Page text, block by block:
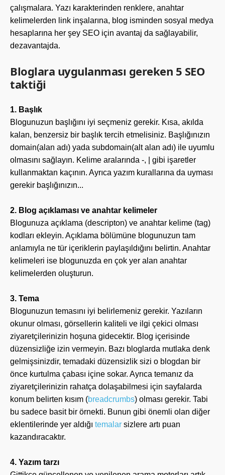
çalışmalara. Yazı karakterinden renklere, anahtar
kelimelerden link inşalarına, blog isminden sosyal medya
hesaplarına her şey SEO için avantaj da sağlayabilir,
dezavantajda.
Bloglara uygulanması gereken 5 SEO
taktiği
1. Başlık
Blogunuzun başlığını iyi seçmeniz gerekir. Kısa, akılda
kalan, benzersiz bir başlık tercih etmelisiniz. Başlığınızın
domain(alan adı) yada subdomain(alt alan adı) ile uyumlu
olmasını sağlayın. Kelime aralarında -, | gibi işaretler
kullanmaktan kaçının. Ayrıca yazım kurallarına da uyması
gerekir başlığınızın...
2. Blog açıklaması ve anahtar kelimeler
Blogunuza açıklama (descripton) ve anahtar kelime (tag)
kodları ekleyin. Açıklama bölümüne blogunuzun tam
anlamıyla ne tür içeriklerin paylaşıldığını belirtin. Anahtar
kelimeleri ise blogunuzda en çok yer alan anahtar
kelimelerden oluşturun.
3. Tema
Blogunuzun temasını iyi belirlemeniz gerekir. Yazıların
okunur olması, görsellerin kaliteli ve ilgi çekici olması
ziyaretçilerinizin hoşuna gidecektir. Blog içerisinde
düzensizliğe izin vermeyin. Bazı bloglarda mutlaka denk
gelmişsinizdir, temadaki düzensizlik sizi o blogdan bir
önce kurtulma çabası içine sokar. Ayrıca temanız da
ziyaretçilerinizin rahatça dolaşabilmesi için sayfalarda
konum belirten kısım (breadcrumbs) olması gerekir. Tabi
bu sadece basit bir örnekti. Bunun gibi önemli olan diğer
eklentilerinde yer aldığı temalar sizlere artı puan
kazandıracaktır.
4. Yazım tarzı